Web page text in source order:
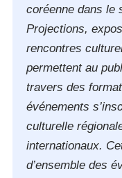
coréenne dans le
Projections,
rencontres
permettent au
travers des
événements
culturelle
internationaux.
d’ensemble des